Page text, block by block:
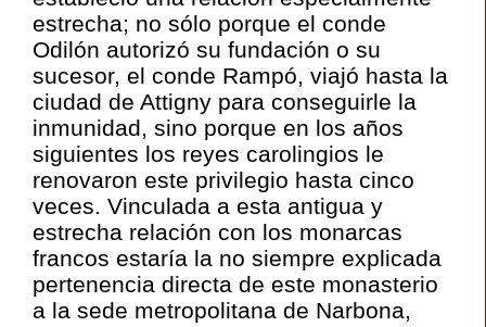
estrecha; no sólo porque el conde
Odilón autorizó su fundación o su
sucesor, el conde Rampó, viajó hasta la
ciudad de Attigny para conseguirle la
inmunidad, sino porque en los años
siguientes los reyes carolingios le
renovaron este privilegio hasta cinco
veces. Vinculada a esta antigua y
estrecha relación con los monarcas
francos estaría la no siempre explicada
pertenencia directa de este monasterio
a la sede metropolitana de Narbona,